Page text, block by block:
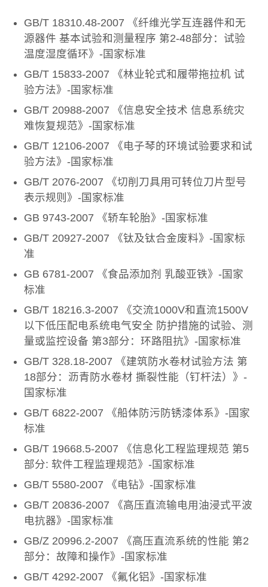
GB/T 18310.48-2007 《纤维光学互连器件和无
源器件 基本试验和测量程序 第2-48部分：试验
温度湿度循环》-国家标准
GB/T 15833-2007 《林业轮式和履带拖拉机 试
验方法》-国家标准
GB/T 20988-2007 《信息安全技术 信息系统灾
难恢复规范》-国家标准
GB/T 12106-2007 《电子琴的环境试验要求和试
验方法》-国家标准
GB/T 2076-2007 《切削刀具用可转位刀片型号
表示规则》-国家标准
GB 9743-2007 《轿车轮胎》-国家标准
GB/T 20927-2007 《钛及钛合金废料》-国家标
准
GB 6781-2007 《食品添加剂 乳酸亚铁》-国家
标准
GB/T 18216.3-2007 《交流1000V和直流1500V
以下低压配电系统电气安全 防护措施的试验、测
量或监控设备 第3部分：环路阻抗》-国家标准
GB/T 328.18-2007 《建筑防水卷材试验方法 第
18部分：沥青防水卷材 撕裂性能（钉杆法）》-
国家标准
GB/T 6822-2007 《船体防污防锈漆体系》-国家
标准
GB/T 19668.5-2007 《信息化工程监理规范 第5
部分: 软件工程监理规范》-国家标准
GB/T 5580-2007 《电钻》-国家标准
GB/T 20836-2007 《高压直流输电用油浸式平波
电抗器》-国家标准
GB/Z 20996.2-2007 《高压直流系统的性能 第2
部分：故障和操作》-国家标准
GB/T 4292-2007 《氟化铝》-国家标准